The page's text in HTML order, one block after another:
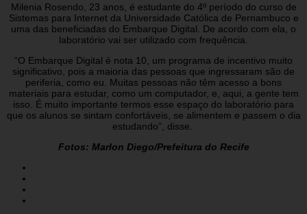
Milenia Rosendo, 23 anos, é estudante do 4º período do curso de
Sistemas para Internet da Universidade Católica de Pernambuco e
uma das beneficiadas do Embarque Digital. De acordo com ela, o
laboratório vai ser utilizado com frequência.
“O Embarque Digital é nota 10, um programa de incentivo muito
significativo, pois a maioria das pessoas que ingressaram são de
periferia, como eu. Muitas pessoas não têm acesso a bons
materiais para estudar, como um computador, e, aqui, a gente tem
isso. É muito importante termos esse espaço do laboratório para
que os alunos se sintam confortáveis, se alimentem e passem o dia
estudando”, disse.
Fotos: Marlon Diego/Prefeitura do Recife